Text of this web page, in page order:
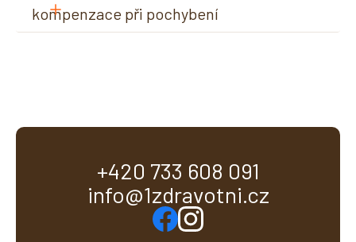
kompenzace při pochybení
zdravotníka?
+420 733 608 091
info@1zdravotni.cz